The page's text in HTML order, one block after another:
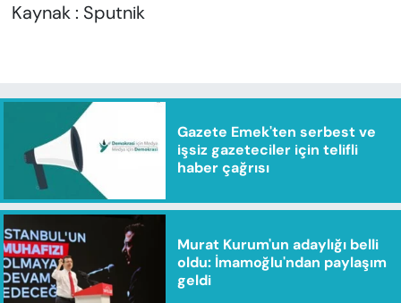
Kaynak : Sputnik
Gazete Emek'ten serbest ve
işsiz gazeteciler için telifli
haber çağrısı
Murat Kurum'un adaylığı belli
oldu: İmamoğlu'ndan paylaşım
geldi